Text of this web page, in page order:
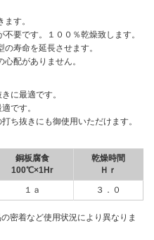
す。
要です。１００％乾燥致します。
寿命を延長させます。
配がありません。
に最適です。
です。
ち抜きにも御使用いただけます。
銅板腐食
100℃×1Hr
乾燥時間
Ｈｒ
１ａ ３．０
密着など使用状況により異なりま